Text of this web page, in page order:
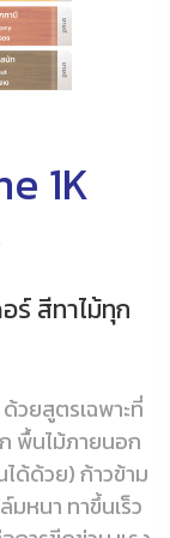
1K
ร์ สีทาไม้ทุก
วยสูตรเฉพาะที่
พื้นไม้ภายนอก
ได้ด้วย) ก้าวข้าม
หนา ทาขึ้นเร็ว